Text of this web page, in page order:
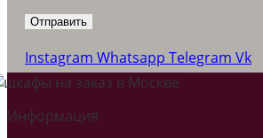
Instagram Whatsapp Telegram Vk
Информация